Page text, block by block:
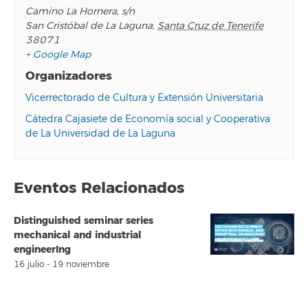
Camino La Hornera, s/n
San Cristóbal de La Laguna, Santa Cruz de Tenerife
38071
+ Google Map
Organizadores
Vicerrectorado de Cultura y Extensión Universitaria
Cátedra Cajasiete de Economía social y Cooperativa
de La Universidad de La Laguna
Eventos Relacionados
Distinguished seminar series
mechanical and industrial
engineerIng
16 julio - 19 noviembre